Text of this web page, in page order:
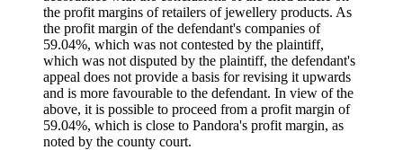
the profit margins of retailers of jewellery products. As
the profit margin of the defendant's companies of
59.04%, which was not contested by the plaintiff,
which was not disputed by the plaintiff, the defendant's
appeal does not provide a basis for revising it upwards
and is more favourable to the defendant. In view of the
above, it is possible to proceed from a profit margin of
59.04%, which is close to Pandora's profit margin, as
noted by the county court.